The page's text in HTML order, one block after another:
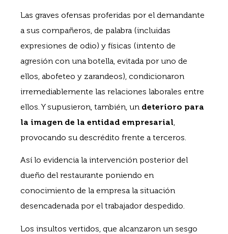
Las graves ofensas proferidas por el demandante
a sus compañeros, de palabra (incluidas
expresiones de odio) y físicas (intento de
agresión con una botella, evitada por uno de
ellos, abofeteo y zarandeos), condicionaron
irremediablemente las relaciones laborales entre
ellos. Y supusieron, también, un deterioro para
la imagen de la entidad empresarial,
provocando su descrédito frente a terceros.
Así lo evidencia la intervención posterior del
dueño del restaurante poniendo en
conocimiento de la empresa la situación
desencadenada por el trabajador despedido.
Los insultos vertidos, que alcanzaron un sesgo